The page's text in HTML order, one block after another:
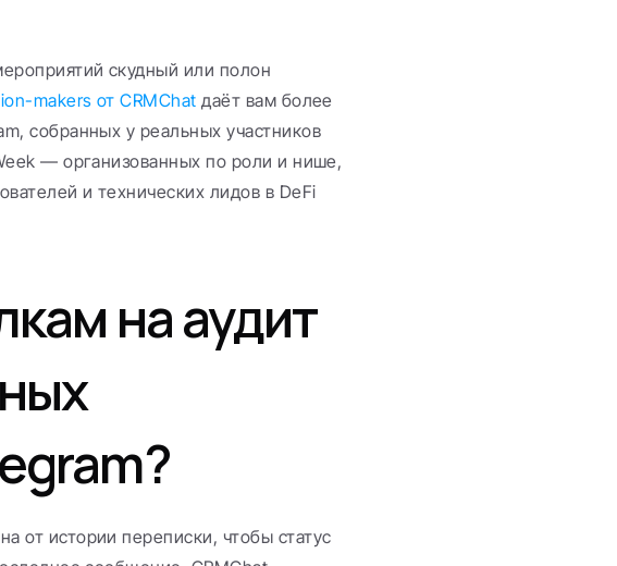
скудный или полон
makers от CRMChat даёт вам более
собранных у реальных участников
— организованных по роли и нише,
и технических лидов в DeFi
на аудит
от истории переписки, чтобы статус